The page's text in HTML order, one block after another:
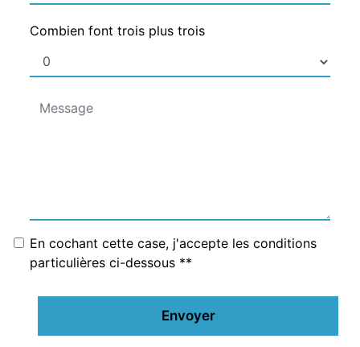
Combien font trois plus trois
En cochant cette case, j'accepte les conditions
particulières ci-dessous **
Envoyer